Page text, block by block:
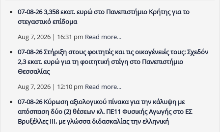
07-08-26 3,358 εκατ. ευρώ στο Πανεπιστήμιο Κρήτης για το
στεγαστικό επίδομα
Aug 7, 2026 | 16:31 pm Read more...
07-08-26 Στήριξη στους φοιτητές και τις οικογένειές τους: Σχεδόν
2,3 εκατ. ευρώ για τη φοιτητική στέγη στο Πανεπιστήμιο
Θεσσαλίας
Aug 7, 2026 | 12:10 pm Read more...
07-08-26 Κύρωση αξιολογικού πίνακα για την κάλυψη με
απόσπαση δύο (2) θέσεων κλ. ΠΕ11 Φυσικής Αγωγής στο ΕΣ
Βρυξέλλες ΙΙΙ, με γλώσσα διδασκαλίας την ελληνική